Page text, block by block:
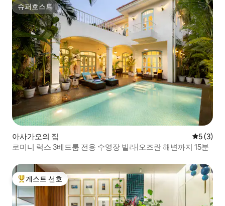
슈퍼호스트
슈퍼호스트
아사가오의 집 평점 5점
5 (3)
로미니 럭스 3베드룸 전용 수영장 빌라|오즈란 해변까지 15분
상위 게스트 선호
게스트 선호